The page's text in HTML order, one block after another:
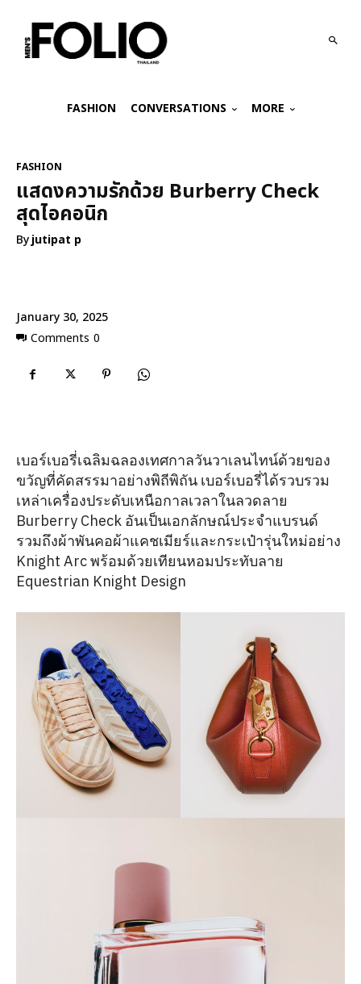
FASHION CONVERSATIONS MORE
January 30, 2025
Comments 0
FASHION
แสดงความรักด้วย Burberry Check
สุดไอคอนิก
Byjutipat p
เบอร์เบอรี่เฉลิมฉลองเทศกาลวันวาเลนไทน์ด้วยของ
ขวัญที่คัดสรรมาอย่างพิถีพิถัน เบอร์เบอรี่ได้รวบรวม
เหล่าเครื่องประดับเหนือกาลเวลาในลวดลาย
Burberry Check อันเป็นเอกลักษณ์ประจำแบรนด์
รวมถึงผ้าพันคอผ้าแคชเมียร์และกระเป๋ารุ่นใหม่อย่าง
Knight Arc พร้อมด้วยเทียนหอมประทับลาย
Equestrian Knight Design